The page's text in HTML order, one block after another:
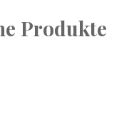
Produkte